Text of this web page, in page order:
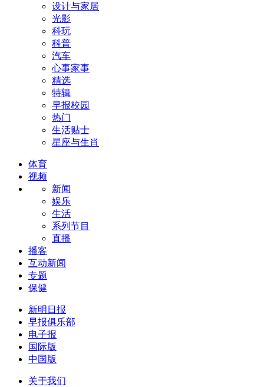
设计与家居
光影
科玩
科普
汽车
心事家事
精选
特辑
早报校园
热门
生活贴士
星座与生肖
体育
视频
新闻
娱乐
生活
系列节目
直播
播客
互动新闻
专题
保健
新明日报
早报俱乐部
电子报
国际版
中国版
关于我们